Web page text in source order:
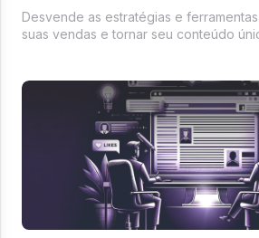
Desvende as estratégias e
suas vendas e tornar seu conteúdo